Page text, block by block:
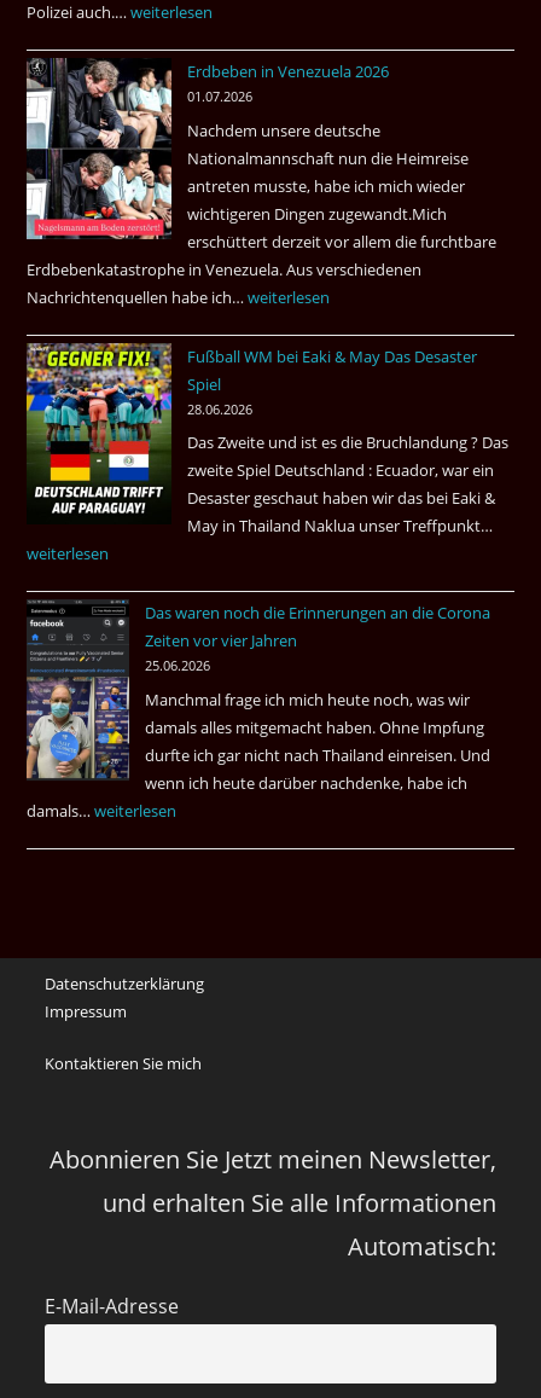
Polizei auch.…Ab
Juli
2026
Thai
Airways
nonstop
nach
Amsterdam.
weiterlesen
Erdbeben in Venezuela 2026
01.07.2026
Nachdem unsere deutsche
Nationalmannschaft nun die Heimreise
antreten musste, habe ich mich wieder
wichtigeren Dingen zugewandt.Mich
erschüttert derzeit vor allem die furchtbare
Erdbebenkatastrophe in Venezuela. Aus verschiedenen
Nachrichtenquellen habe ich…Erdbeben
Venezuela
weiterlesen
Fußball WM bei Eaki & May Das Desaster
Spiel
28.06.2026
Das Zweite und ist es die Bruchlandung ? Das
zweite Spiel Deutschland : Ecuador, war ein
Desaster geschaut haben wir das bei Eaki &
May in Thailand Naklua unser Treffpunkt…
bei
weiterlesen
Das waren noch die Erinnerungen an die Corona
Zeiten vor vier Jahren
25.06.2026
Manchmal frage ich mich heute noch, was wir
damals alles mitgemacht haben. Ohne Impfung
durfte ich gar nicht nach Thailand einreisen. Und
wenn ich heute darüber nachdenke, habe ich
damals…Das
an
die
Corona
Zeiten
weiterlesen
Datenschutzerklärung
Impressum
Kontaktieren Sie mich
Abonnieren Sie Jetzt meinen Newsletter,
und erhalten Sie alle Informationen
Automatisch:
E-Mail-Adresse